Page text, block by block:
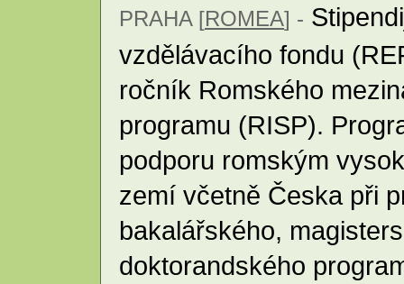
PRAHA [ROMEA] -
vzdělávacího fondu
ročník Romského
programu (RISP).
podporu romským
zemí včetně Česka při
bakalářského,
doktorandského